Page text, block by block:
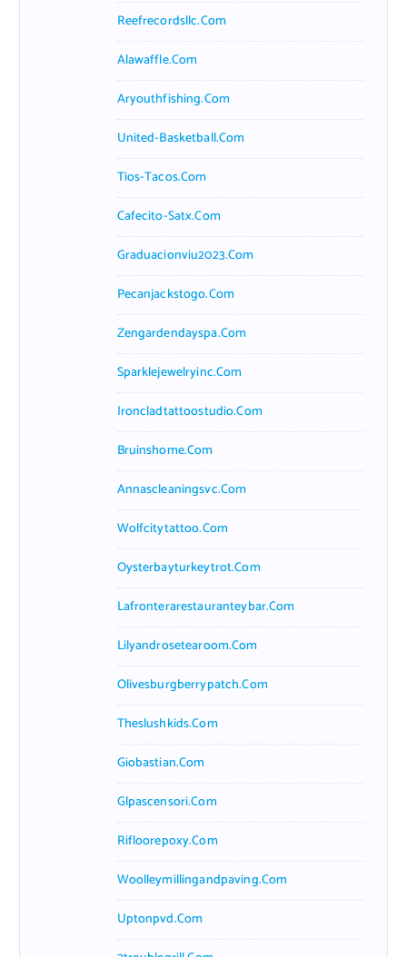
Reefrecordsllc.com
Alawaffle.com
Aryouthfishing.com
United-Basketball.com
Tios-Tacos.com
Cafecito-Satx.com
Graduacionviu2023.com
Pecanjackstogo.com
Zengardendayspa.com
Sparklejewelryinc.com
Ironcladtattoostudio.com
Bruinshome.com
Annascleaningsvc.com
Wolfcitytattoo.com
Oysterbayturkeytrot.com
Lafronterarestauranteybar.com
Lilyandrosetearoom.com
Olivesburgberrypatch.com
Theslushkids.com
Giobastian.com
Glpascensori.com
Rifloorepoxy.com
Woolleymillingandpaving.com
Uptonpvd.com